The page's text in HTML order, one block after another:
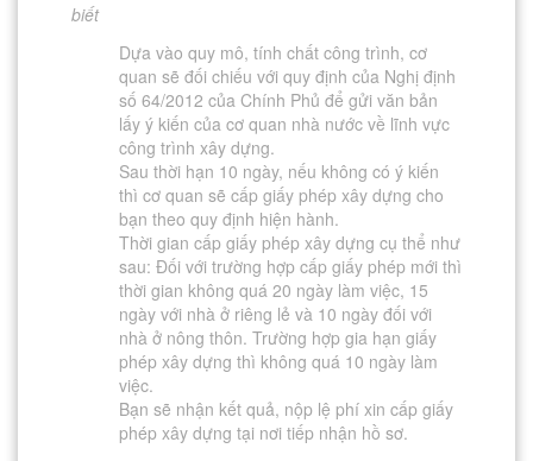
biết
Dựa vào quy mô, tính chất công trình, cơ
quan sẽ đối chiếu với quy định của Nghị định
số 64/2012 của Chính Phủ để gửi văn bản
lấy ý kiến của cơ quan nhà nước về lĩnh vực
công trình xây dựng.
Sau thời hạn 10 ngày, nếu không có ý kiến
thì cơ quan sẽ cấp giấy phép xây dựng cho
bạn theo quy định hiện hành.
Thời gian cấp giấy phép xây dựng cụ thể như
sau: Đối với trường hợp cấp giấy phép mới thì
thời gian không quá 20 ngày làm việc, 15
ngày với nhà ở riêng lẻ và 10 ngày đối với
nhà ở nông thôn. Trường hợp gia hạn giấy
phép xây dựng thì không quá 10 ngày làm
việc.
Bạn sẽ nhận kết quả, nộp lệ phí xin cấp giấy
phép xây dựng tại nơi tiếp nhận hồ sơ.